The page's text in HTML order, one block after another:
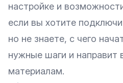
настройке и
если вы хотите
но не знаете, с чего
нужные шаги и направит
материалам.